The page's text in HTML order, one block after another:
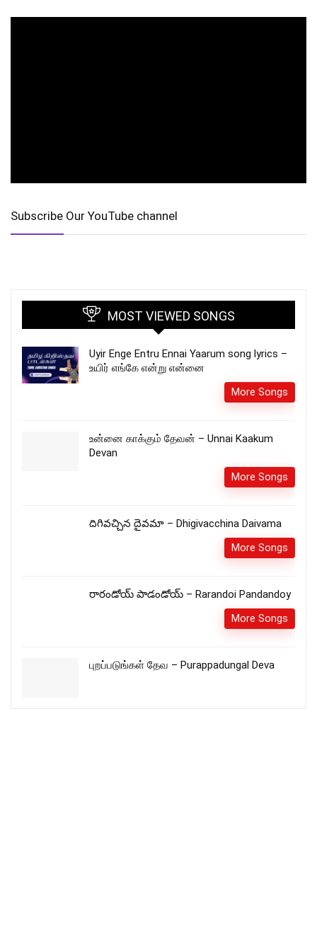
Subscribe Our YouTube channel
MOST VIEWED SONGS
Uyir Enge Entru Ennai Yaarum song lyrics –
உயிர் எங்கே என்று என்னை
More Songs
உன்னை காக்கும் தேவன் – Unnai Kaakum
Devan
More Songs
దిగివచ్చిన దైవమా – Dhigivacchina Daivama
More Songs
రారండోయ్ పాడండోయ్ – Rarandoi Pandandoy
More Songs
புறப்படுங்கள் தேவ – Purappadungal Deva